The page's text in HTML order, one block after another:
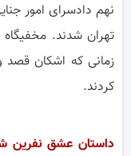
نهم دادسرای امور
تهران شدند.
زمانی که اشکان
کردند.